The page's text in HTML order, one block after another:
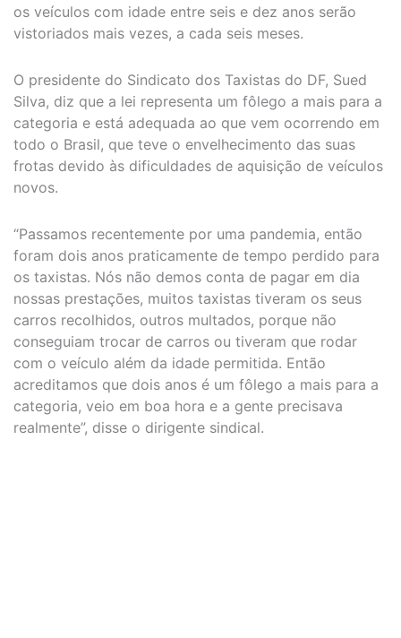
os veículos com idade entre seis e dez anos serão
vistoriados mais vezes, a cada seis meses.
O presidente do Sindicato dos Taxistas do DF, Sued
Silva, diz que a lei representa um fôlego a mais para a
categoria e está adequada ao que vem ocorrendo em
todo o Brasil, que teve o envelhecimento das suas
frotas devido às dificuldades de aquisição de veículos
novos.
“Passamos recentemente por uma pandemia, então
foram dois anos praticamente de tempo perdido para
os taxistas. Nós não demos conta de pagar em dia
nossas prestações, muitos taxistas tiveram os seus
carros recolhidos, outros multados, porque não
conseguiam trocar de carros ou tiveram que rodar
com o veículo além da idade permitida. Então
acreditamos que dois anos é um fôlego a mais para a
categoria, veio em boa hora e a gente precisava
realmente”, disse o dirigente sindical.